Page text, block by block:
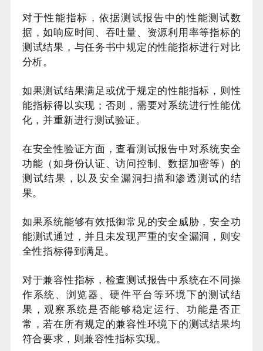
对于性能指标，依据测试报告中的性能测试数
据，如响应时间、吞吐量、资源利用率等指标的
测试结果，与任务书中规定的性能指标进行对比
分析。
如果测试结果满足或优于规定的性能指标，则性
能指标得以实现；否则，需要对系统进行性能优
化，并重新进行测试验证。
在安全性验证方面，查看测试报告中对系统安全
功能（如身份认证、访问控制、数据加密等）的
测试结果，以及安全漏洞扫描和渗透测试的结
果。
如果系统能够有效抵御常见的安全威胁，安全功
能测试通过，并且未发现严重的安全漏洞，则安
全性指标得到满足。
对于兼容性指标，检查测试报告中系统在不同操
作系统、浏览器、硬件平台等环境下的测试结
果，观察系统是否能够稳定运行、功能是否正
常，若在所有规定的兼容性环境下的测试结果均
符合要求，则兼容性指标实现。